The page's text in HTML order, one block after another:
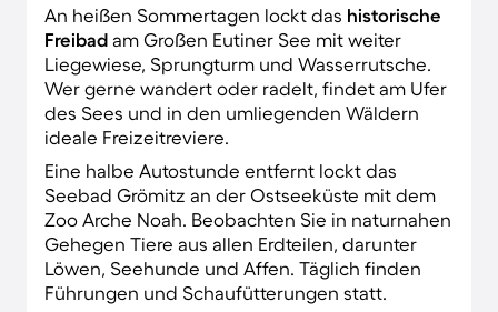
An heißen Sommertagen lockt das historische
Freibad am Großen Eutiner See mit weiter
Liegewiese, Sprungturm und Wasserrutsche.
Wer gerne wandert oder radelt, findet am Ufer
des Sees und in den umliegenden Wäldern
ideale Freizeitreviere.
Eine halbe Autostunde entfernt lockt das
Seebad Grömitz an der Ostseeküste mit dem
Zoo Arche Noah. Beobachten Sie in naturnahen
Gehegen Tiere aus allen Erdteilen, darunter
Löwen, Seehunde und Affen. Täglich finden
Führungen und Schaufütterungen statt.